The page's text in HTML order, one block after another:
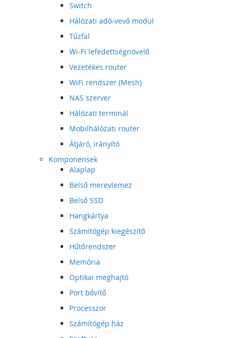
Switch
Hálózati adó-vevő modul
Tűzfal
Wi-Fi lefedettségnövelő
Vezetékes router
WiFi rendszer (Mesh)
NAS szerver
Hálózati terminál
Mobilhálózati router
Átjáró, irányító
Komponensek
Alaplap
Belső merevlemez
Belső SSD
Hangkártya
Számítógép kiegészítő
Hűtőrendszer
Memória
Optikai meghajtó
Port bővítő
Processzor
Számítógép ház